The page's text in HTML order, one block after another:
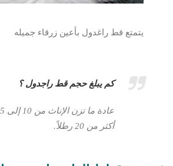
يتمتع قط راغدول بأعين زرقاء جميله
كم يبلغ حجم قط راجدول ؟
أكثر من 20 رطلاً.